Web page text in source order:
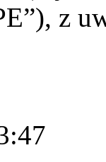
z